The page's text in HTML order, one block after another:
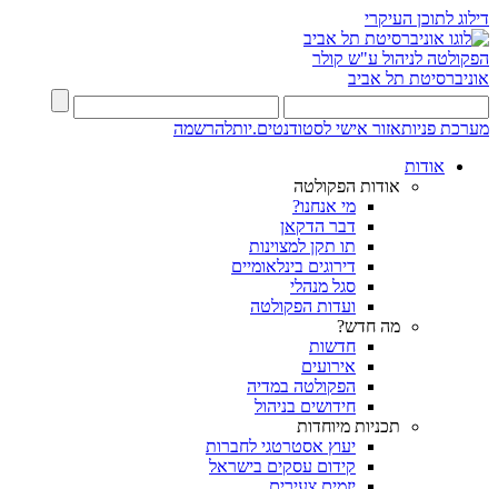
דילוג לתוכן העיקרי
הפקולטה לניהול ע"ש קולר
אוניברסיטת תל אביב
מערכת פניותאזור אישי לסטודנטים.יותלהרשמה
אודות
אודות הפקולטה
מי אנחנו?
דבר הדקאן
תו תקן למצוינות
דירוגים בינלאומיים
סגל מנהלי
ועדות הפקולטה
מה חדש?
חדשות
אירועים
הפקולטה במדיה
חידושים בניהול
תכניות מיוחדות
יעוץ אסטרטגי לחברות
קידום עסקים בישראל